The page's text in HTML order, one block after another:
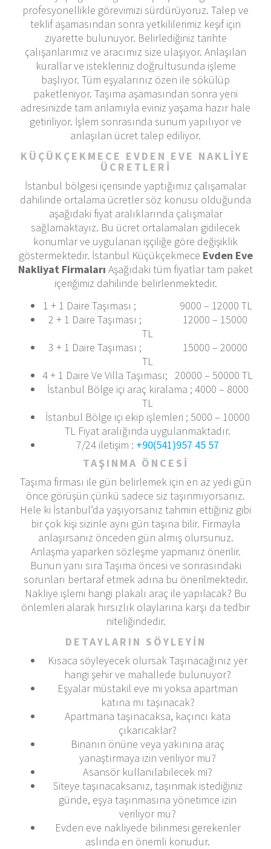
profesyonellikle görevimizi sürdürüyoruz. Talep ve
teklif aşamasından sonra yetkililerimiz keşif için
ziyarette bulunuyor. Belirlediğiniz tarihte
çalışanlarımız ve aracımız size ulaşıyor. Anlaşılan
kurallar ve istekleriniz doğrultusunda işleme
başlıyor. Tüm eşyalarınız özen ile sökülüp
paketleniyor. Taşıma aşamasından sonra yeni
adresinizde tam anlamıyla eviniz yaşama hazır hale
getiriliyor. İşlem sonrasında sunum yapılıyor ve
anlaşılan ücret talep ediliyor.
KÜÇÜKÇEKMECE EVDEN EVE NAKLİYE
ÜCRETLERİ
İstanbul bölgesi içerisinde yaptığımız çalışamalar
dahilinde ortalama ücretler söz konusu olduğunda
aşağıdaki fiyat aralıklarında çalışmalar
sağlamaktayız. Bu ücret ortalamaları gidilecek
konumlar ve uygulanan işçiliğe göre değişiklik
göstermektedir. İstanbul Küçükçekmece Evden Eve
Nakliyat Firmaları Aşağıdaki tüm fiyatlar tam paket
içeriğimiz dahilinde belirlenmektedir.
1 + 1 Daire Taşıması ; 9000 – 12000 TL
2 + 1 Daire Taşıması ; 12000 – 15000
TL
3 + 1 Daire Taşıması ; 15000 – 20000
TL
4 + 1 Daire Ve Villa Taşıması; 20000 – 50000 TL
İstanbul Bölge içi araç kiralama ; 4000 – 8000
TL
İstanbul Bölge içi ekip işlemleri ; 5000 – 10000
TL Fiyat aralığında uygulanmaktadır.
7/24 iletişim : +90(541)957 45 57
TAŞINMA ÖNCESİ
Taşıma firması ile gün belirlemek için en az yedi gün
önce görüşün çünkü sadece siz taşınmıyorsanız.
Hele ki İstanbul’da yaşıyorsanız tahmin ettiğiniz gibi
bir çok kişi sizinle aynı gün taşına bilir. Firmayla
anlaşırsanız önceden gün almış olursunuz.
Anlaşma yaparken sözleşme yapmanız önerilir.
Bunun yanı sıra Taşıma öncesi ve sonrasındaki
sorunları bertaraf etmek adına bu önerilmektedir.
Nakliye işlemi hangi plakalı araç ile yapılacak? Bu
önlemleri alarak hırsızlık olaylarına karşı da tedbir
niteliğindedir.
DETAYLARIN SÖYLEYİN
Kısaca söyleyecek olursak Taşınacağınız yer
hangi şehir ve mahallede bulunuyor?
Eşyalar müstakil eve mi yoksa apartman
katına mı taşınacak?
Apartmana taşınacaksa, kaçıncı kata
çıkarıcaklar?
Binanın önüne veya yakınına araç
yanaştırmaya izin veriliyor mu?
Asansör kullanılabilecek mi?
Siteye taşınacaksanız, taşınmak istediğiniz
günde, eşya taşınmasına yönetimce izin
veriliyor mu?
Evden eve nakliyede bilinmesi gerekenler
aslında en önemli konudur.